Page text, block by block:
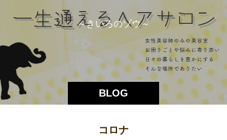
BLOG
～きいろのゾウ～
コロナ